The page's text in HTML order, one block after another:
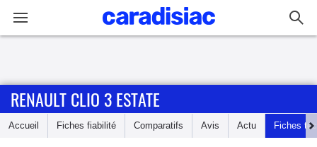
Accueil
RENAULT CLIO 3 ESTATE
Accueil Fiches fiabilité Comparatifs Avis Actu Fiches